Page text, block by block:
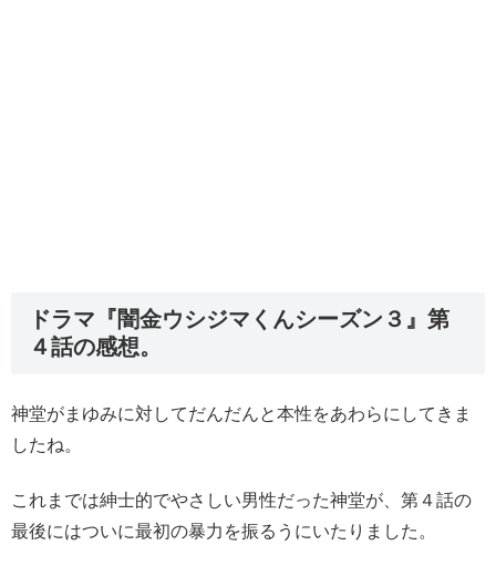
ドラマ『闇金ウシジマくんシーズン３』第
４話の感想。
神堂がまゆみに対してだんだんと本性をあわらにしてきま
したね。
これまでは紳士的でやさしい男性だった神堂が、第４話の
最後にはついに最初の暴力を振るうにいたりました。